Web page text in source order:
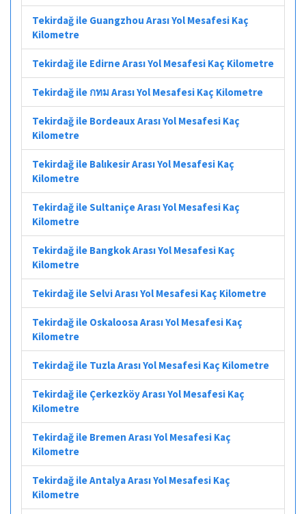
Tekirdağ ile Guangzhou Arası Yol Mesafesi Kaç
Kilometre
Tekirdağ ile Edirne Arası Yol Mesafesi Kaç Kilometre
Tekirdağ ile กทม Arası Yol Mesafesi Kaç Kilometre
Tekirdağ ile Bordeaux Arası Yol Mesafesi Kaç
Kilometre
Tekirdağ ile Balıkesir Arası Yol Mesafesi Kaç
Kilometre
Tekirdağ ile Sultaniçe Arası Yol Mesafesi Kaç
Kilometre
Tekirdağ ile Bangkok Arası Yol Mesafesi Kaç
Kilometre
Tekirdağ ile Selvi Arası Yol Mesafesi Kaç Kilometre
Tekirdağ ile Oskaloosa Arası Yol Mesafesi Kaç
Kilometre
Tekirdağ ile Tuzla Arası Yol Mesafesi Kaç Kilometre
Tekirdağ ile Çerkezköy Arası Yol Mesafesi Kaç
Kilometre
Tekirdağ ile Bremen Arası Yol Mesafesi Kaç
Kilometre
Tekirdağ ile Antalya Arası Yol Mesafesi Kaç
Kilometre